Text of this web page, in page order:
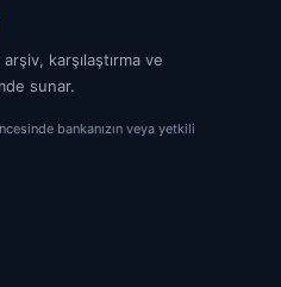
karşılaştırma ve
sunar.
bankanızın veya yetkili